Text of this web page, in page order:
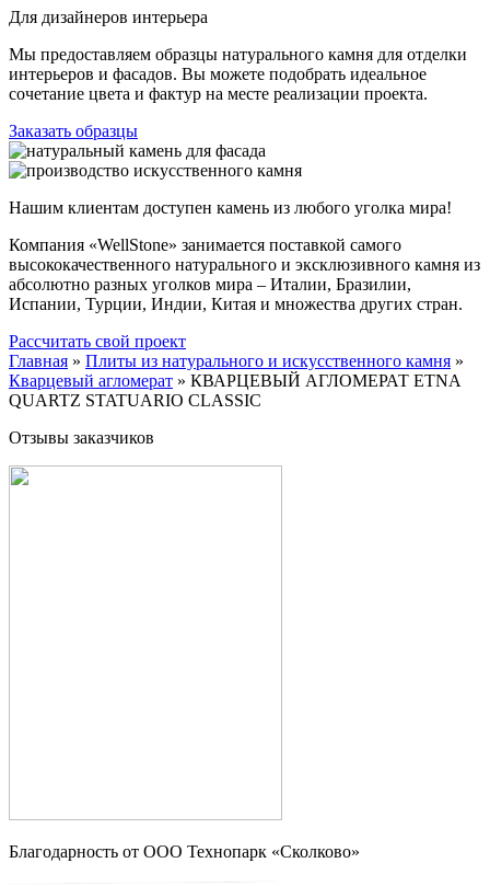
Для дизайнеров интерьера
Мы предоставляем образцы натурального камня для отделки
интерьеров и фасадов. Вы можете подобрать идеальное
сочетание цвета и фактур на месте реализации проекта.
Заказать образцы
Нашим клиентам доступен камень из любого уголка мира!
Компания «WellStone» занимается поставкой самого
высококачественного натурального и эксклюзивного камня из
абсолютно разных уголков мира – Италии, Бразилии,
Испании, Турции, Индии, Китая и множества других стран.
Рассчитать свой проект
Главная » Плиты из натурального и искусственного камня »
Кварцевый агломерат » КВАРЦЕВЫЙ АГЛОМЕРАТ ETNA
QUARTZ STATUARIO CLASSIC
Отзывы заказчиков
Благодарность от OOO Технопарк «Сколково»